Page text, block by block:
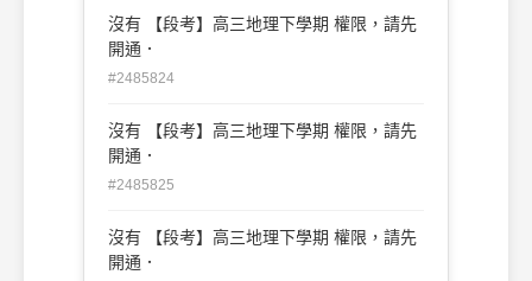
沒有 【段考】高三地理下學期 權限，請先
開通．
#2485824
沒有 【段考】高三地理下學期 權限，請先
開通．
#2485825
沒有 【段考】高三地理下學期 權限，請先
開通．